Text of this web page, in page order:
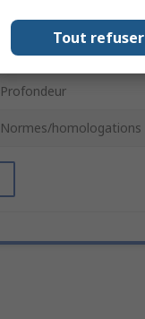
Source d'alimentation
Matériau
Profondeur
Normes/homologations
Tout refuser